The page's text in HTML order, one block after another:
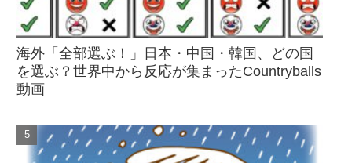
海外「全部選ぶ！」日本・中国・韓国、どの国
を選ぶ？世界中から反応が集まったCountryballs
動画